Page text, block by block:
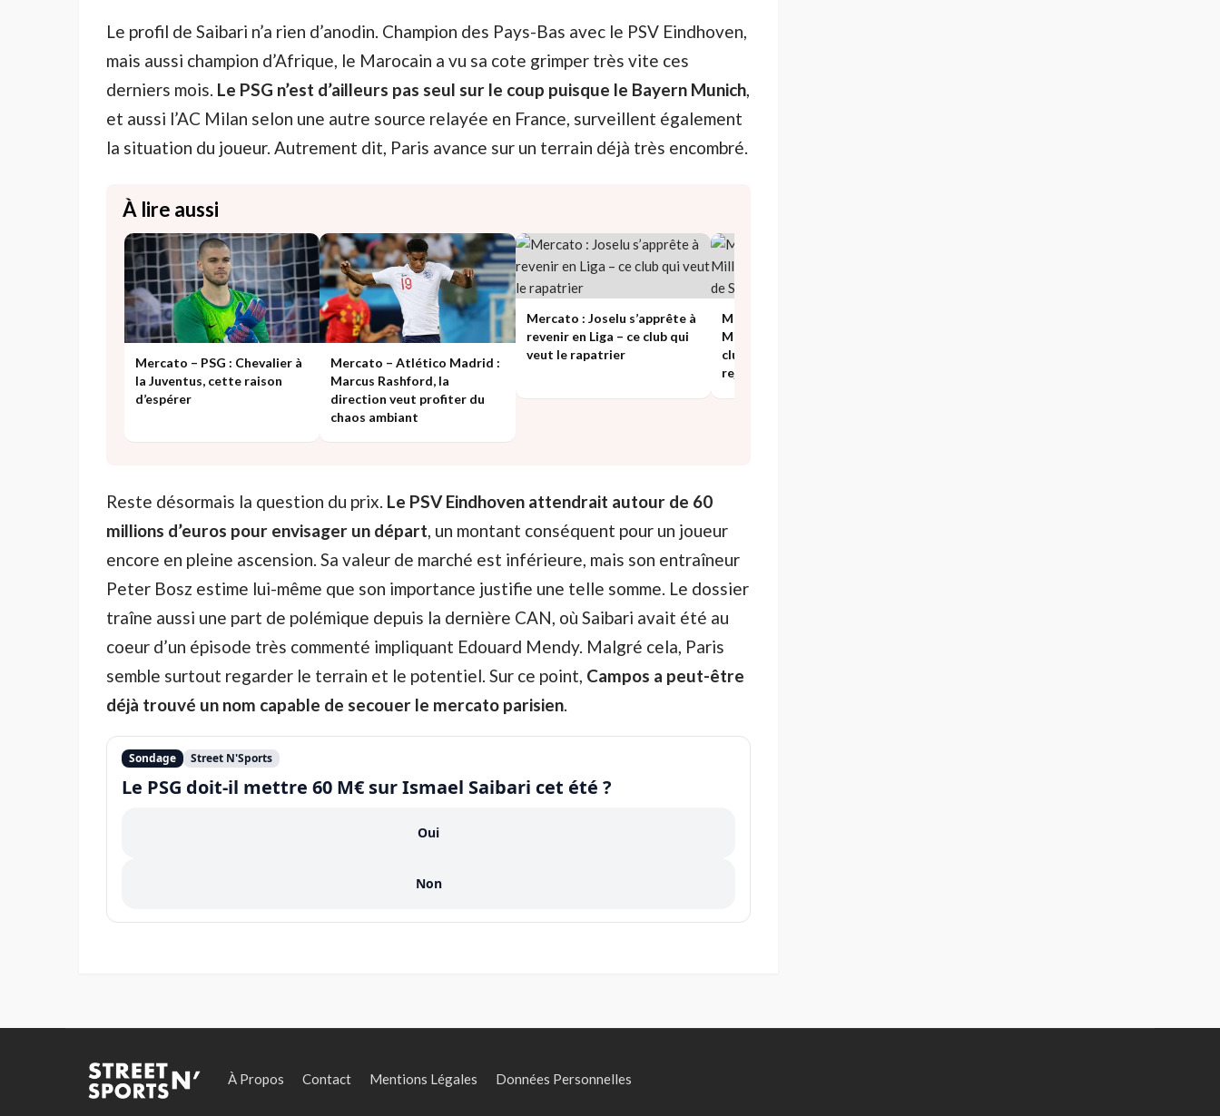
Le profil de Saibari n’a rien d’anodin. Champion des Pays-Bas avec le PSV Eindhoven,
mais aussi champion d’Afrique, le Marocain a vu sa cote grimper très vite ces
derniers mois. Le PSG n’est d’ailleurs pas seul sur le coup puisque le Bayern Munich,
et aussi l’AC Milan selon une autre source relayée en France, surveillent également
la situation du joueur. Autrement dit, Paris avance sur un terrain déjà très encombré.
À lire aussi
Mercato – PSG : Chevalier à
la Juventus, cette raison
d’espérer
Mercato – Atlético Madrid :
Marcus Rashford, la
direction veut profiter du
chaos ambiant
Mercato : Joselu s’apprête à
revenir en Liga – ce club qui
veut le rapatrier
Mercato – Real Betis : Luis
Milla a pris sa décision – ce
club de Serie A qu’il va
rejoindre
Reste désormais la question du prix. Le PSV Eindhoven attendrait autour de 60
millions d’euros pour envisager un départ, un montant conséquent pour un joueur
encore en pleine ascension. Sa valeur de marché est inférieure, mais son entraîneur
Peter Bosz estime lui-même que son importance justifie une telle somme. Le dossier
traîne aussi une part de polémique depuis la dernière CAN, où Saibari avait été au
coeur d’un épisode très commenté impliquant Edouard Mendy. Malgré cela, Paris
semble surtout regarder le terrain et le potentiel. Sur ce point, Campos a peut-être
déjà trouvé un nom capable de secouer le mercato parisien.
Sondage Street N'Sports
Le PSG doit-il mettre 60 M€ sur Ismael Saibari cet été ?
Oui
Non
À Propos Contact Mentions Légales Données Personnelles